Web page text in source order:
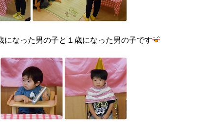
になった男の子と１歳になった男の子です